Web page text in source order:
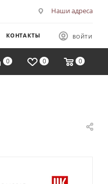
Наши адреса
КОНТАКТЫ ВОЙТИ
0 0 0